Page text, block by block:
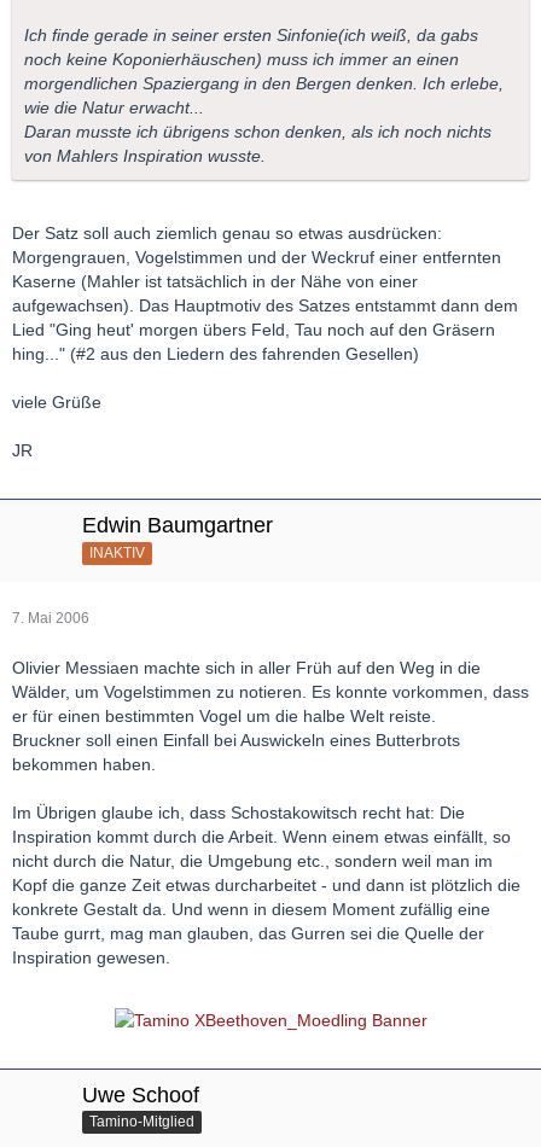
Ich finde gerade in seiner ersten Sinfonie(ich weiß, da gabs
noch keine Koponierhäuschen) muss ich immer an einen
morgendlichen Spaziergang in den Bergen denken. Ich erlebe,
wie die Natur erwacht...
Daran musste ich übrigens schon denken, als ich noch nichts
von Mahlers Inspiration wusste.
Der Satz soll auch ziemlich genau so etwas ausdrücken:
Morgengrauen, Vogelstimmen und der Weckruf einer entfernten
Kaserne (Mahler ist tatsächlich in der Nähe von einer
aufgewachsen). Das Hauptmotiv des Satzes entstammt dann dem
Lied "Ging heut' morgen übers Feld, Tau noch auf den Gräsern
hing..." (#2 aus den Liedern des fahrenden Gesellen)
viele Grüße
JR
Edwin Baumgartner
INAKTIV
7. Mai 2006
Olivier Messiaen machte sich in aller Früh auf den Weg in die
Wälder, um Vogelstimmen zu notieren. Es konnte vorkommen, dass
er für einen bestimmten Vogel um die halbe Welt reiste.
Bruckner soll einen Einfall bei Auswickeln eines Butterbrots
bekommen haben.
Im Übrigen glaube ich, dass Schostakowitsch recht hat: Die
Inspiration kommt durch die Arbeit. Wenn einem etwas einfällt, so
nicht durch die Natur, die Umgebung etc., sondern weil man im
Kopf die ganze Zeit etwas durcharbeitet - und dann ist plötzlich die
konkrete Gestalt da. Und wenn in diesem Moment zufällig eine
Taube gurrt, mag man glauben, das Gurren sei die Quelle der
Inspiration gewesen.
Uwe Schoof
Tamino-Mitglied